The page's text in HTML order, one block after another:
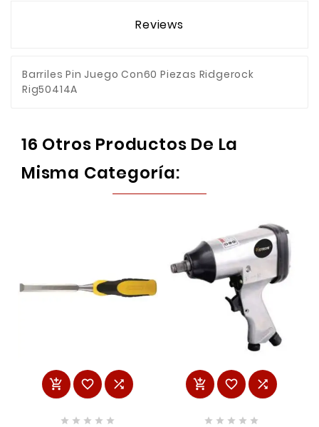
Reviews
Barriles Pin Juego Con60 Piezas Ridgerock
Rig50414A
16 Otros Productos De La
Misma Categoría:
  
    
  
    